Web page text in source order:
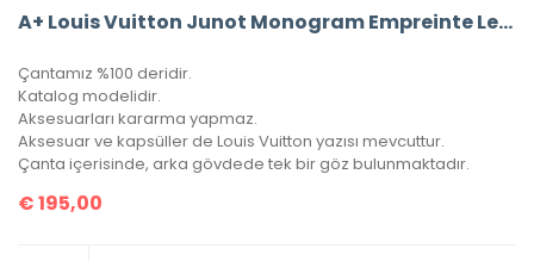
A+ Louis Vuitton Junot Monogram Empreinte Leather (Mavi)
Çantamız %100 deridir.
Katalog modelidir.
Aksesuarları kararma yapmaz.
Aksesuar ve kapsüller de Louis Vuitton yazısı mevcuttur.
Çanta içerisinde, arka gövdede tek bir göz bulunmaktadır.
€195,00